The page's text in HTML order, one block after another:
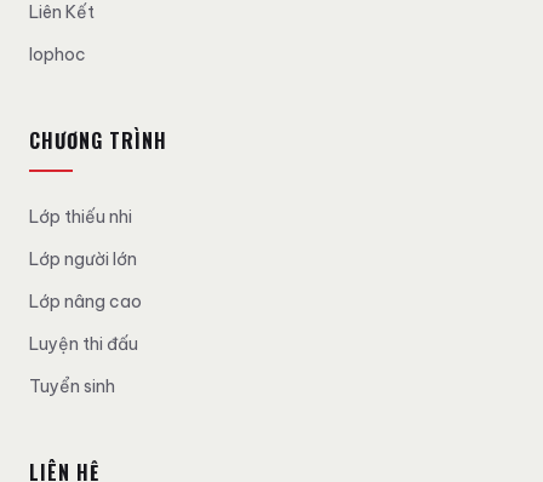
Liên Kết
lophoc
CHƯƠNG TRÌNH
Lớp thiếu nhi
Lớp người lớn
Lớp nâng cao
Luyện thi đấu
Tuyển sinh
LIÊN HỆ